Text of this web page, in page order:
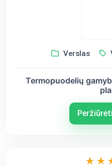
Verslas
Termopuodelių